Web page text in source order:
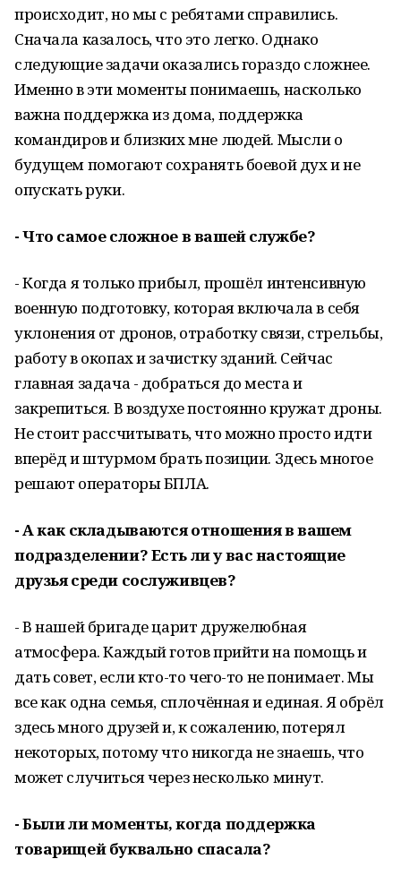
происходит, но мы с ребятами справились.
Сначала казалось, что это легко. Однако
следующие задачи оказались гораздо сложнее.
Именно в эти моменты понимаешь, насколько
важна поддержка из дома, поддержка
командиров и близких мне людей. Мысли о
будущем помогают сохранять боевой дух и не
опускать руки.
- Что самое сложное в вашей службе?
- Когда я только прибыл, прошёл интенсивную
военную подготовку, которая включала в себя
уклонения от дронов, отработку связи, стрельбы,
работу в окопах и зачистку зданий. Сейчас
главная задача - добраться до места и
закрепиться. В воздухе постоянно кружат дроны.
Не стоит рассчитывать, что можно просто идти
вперёд и штурмом брать позиции. Здесь многое
решают операторы БПЛА.
- А как складываются отношения в вашем
подразделении? Есть ли у вас настоящие
друзья среди сослуживцев?
- В нашей бригаде царит дружелюбная
атмосфера. Каждый готов прийти на помощь и
дать совет, если кто-то чего-то не понимает. Мы
все как одна семья, сплочённая и единая. Я обрёл
здесь много друзей и, к сожалению, потерял
некоторых, потому что никогда не знаешь, что
может случиться через несколько минут.
- Были ли моменты, когда поддержка
товарищей буквально спасала?